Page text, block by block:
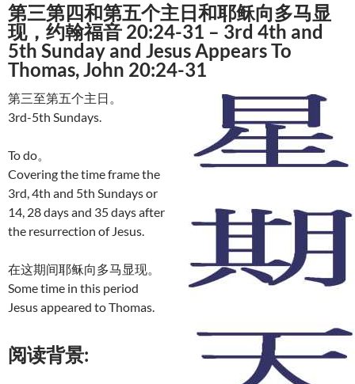
第三第四和第五个主日和耶稣向多马显
现，约翰福音 20:24-31 – 3rd 4th and
5th Sunday and Jesus Appears To
Thomas, John 20:24-31
第三至第五个主日。
3rd-5th Sundays.
To do。
Covering the time frame the
3rd, 4th and 5th Sundays or
14, 28 days and 35 days after
the resurrection of Jesus.
在这期间耶稣向多马显现。
Some time in this period
Jesus appeared to Thomas.
阅读背景: